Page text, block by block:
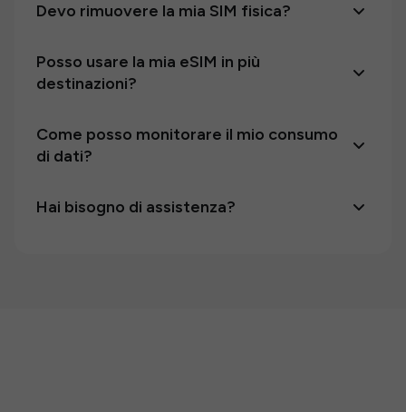
Devo rimuovere la mia SIM fisica?
Posso usare la mia eSIM in più
destinazioni?
Come posso monitorare il mio consumo
di dati?
Hai bisogno di assistenza?